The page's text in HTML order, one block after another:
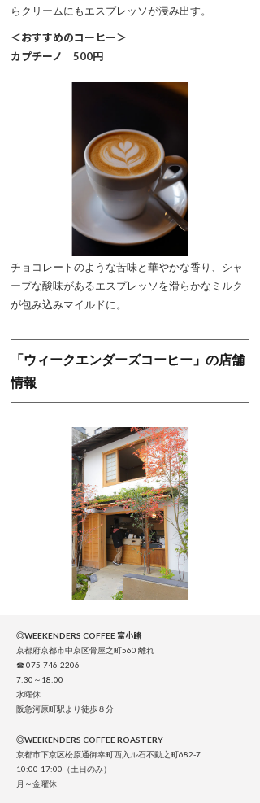
らクリームにもエスプレッソが浸み出す。
＜おすすめのコーヒー＞
カプチーノ 500円
チョコレートのような苦味と華やかな香り、シャ
ープな酸味があるエスプレッソを滑らかなミルク
が包み込みマイルドに。
「ウィークエンダーズコーヒー」の店舗
情報
◎WEEKENDERS COFFEE 富小路
京都府京都市中京区骨屋之町560 離れ
☎ 075-746-2206
7:30～18:00
水曜休
阪急河原町駅より徒歩８分
◎WEEKENDERS COFFEE ROASTERY
京都市下京区松原通御幸町西入ル石不動之町682-7
10:00-17:00（土日のみ）
月～金曜休